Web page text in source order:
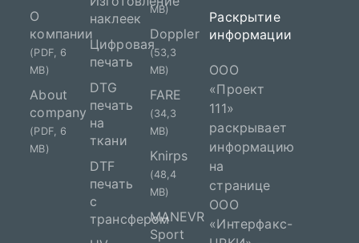
О
компании
(PDF, 6
MB)
About
company
(PDF, 6
MB)
наклеек
Цифровая
печать
DTG
печать
на
ткани
DTF
печать
с
трансфером
MB)
Doppler
(53,3
MB)
FARE
(34,3
MB)
Knirps
(48,4
MB)
MANEVR
Sport
Раскрытие
информации
ООО
«Проект
111»
раскрывает
информацию
на
странице
ООО
«Интерфакс-